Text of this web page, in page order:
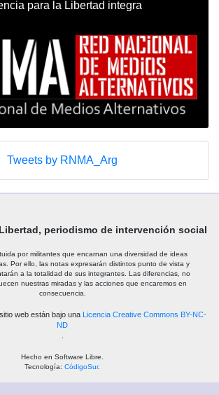
para la Libertad integra
Tweets by RNMA_Arg
periodismo de intervención social
por militantes que encarnan una diversidad de ideas
Por ello, las notas expresarán distintos punto de vista y
a la totalidad de sus integrantes. Las diferencias, no
nuestras miradas y las acciones que encaremos en
consecuencia.
web están bajo una Licencia Creative Commons BY-NC-
ND
Hecho en Software Libre.
Tecnología: CódigoSur.